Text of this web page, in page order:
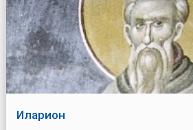
Иларион